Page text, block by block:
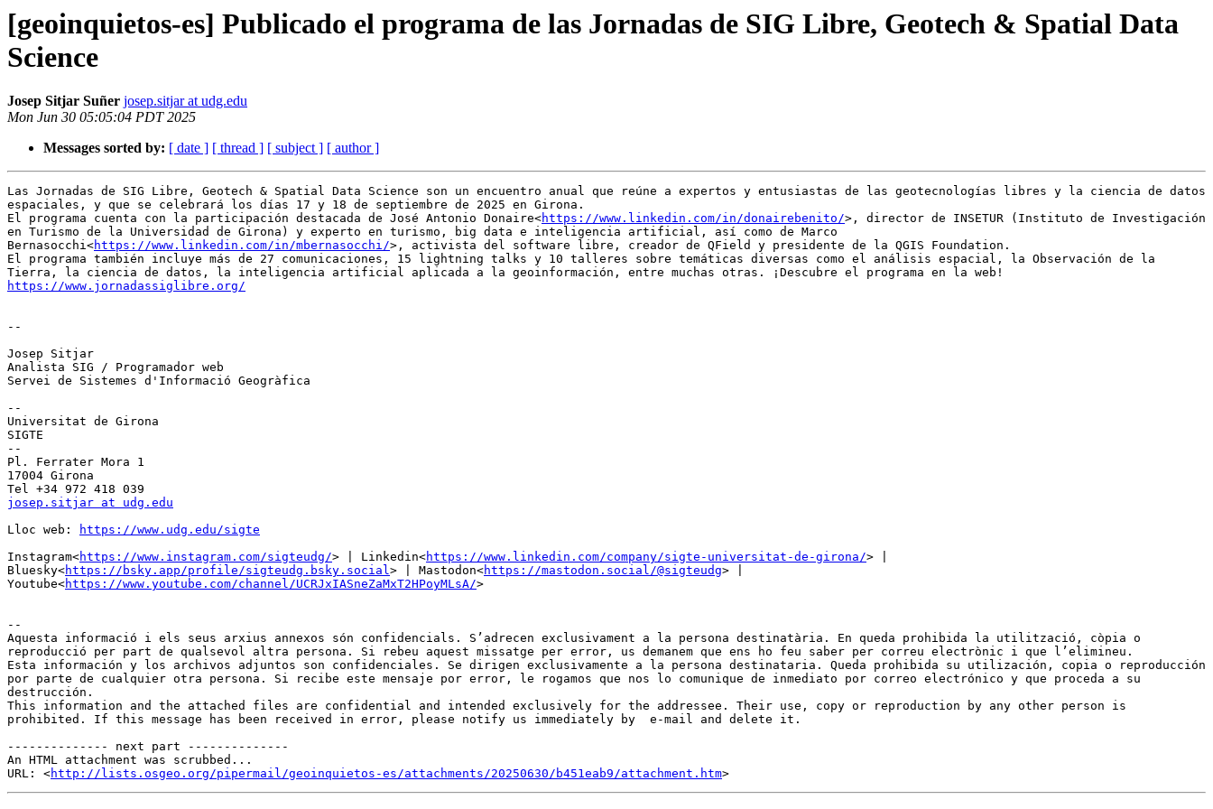
[geoinquietos-es] Publicado el programa de las Jornadas de SIG Libre, Geotech & Spatial Data
Science
Josep Sitjar Suñer josep.sitjar at udg.edu
Mon Jun 30 05:05:04 PDT 2025
Messages sorted by: [ date ] [ thread ] [ subject ] [ author ]
Las Jornadas de SIG Libre, Geotech & Spatial Data Science son un encuentro anual que reúne a expertos y entusiastas de las geotecnologías libres y la ciencia de datos
espaciales, y que se celebrará los días 17 y 18 de septiembre de 2025 en Girona.
El programa cuenta con la participación destacada de José Antonio Donaire<https://www.linkedin.com/in/donairebenito/>, director de INSETUR (Instituto de Investigación
en Turismo de la Universidad de Girona) y experto en turismo, big data e inteligencia artificial, así como de Marco
Bernasocchi<https://www.linkedin.com/in/mbernasocchi/>, activista del software libre, creador de QField y presidente de la QGIS Foundation.
El programa también incluye más de 27 comunicaciones, 15 lightning talks y 10 talleres sobre temáticas diversas como el análisis espacial, la Observación de la
https://www.jornadassiglibre.org/
--
Josep Sitjar
Analista SIG / Programador web
Servei de Sistemes d'Informació Geogràfica
--
Universitat de Girona
SIGTE
--
Pl. Ferrater Mora 1
17004 Girona
josep.sitjar at udg.edu
Lloc web:
https://www.udg.edu/sigte
Instagram<https://www.instagram.com/sigteudg/> | Linkedin<https://www.linkedin.com/company/sigte-universitat-de-girona/> |
Bluesky<https://bsky.app/profile/sigteudg.bsky.social> | Mastodon<https://mastodon.social/@sigteudg> |
Youtube<https://www.youtube.com/channel/UCRJxIASneZaMxT2HPoyMLsA/>
--
Aquesta informació i els seus arxius annexos són confidencials. S’adrecen exclusivament a la persona destinatària. En queda prohibida la utilització, còpia o
reproducció per part de qualsevol altra persona. Si rebeu aquest missatge per error, us demanem que ens ho feu saber per correu electrònic i que l’elimineu.
Esta información y los archivos adjuntos son confidenciales. Se dirigen exclusivamente a la persona destinataria. Queda prohibida su utilización, copia o reproducción
por parte de cualquier otra persona. Si recibe este mensaje por error, le rogamos que nos lo comunique de inmediato por correo electrónico y que proceda a su
destrucción.
This information and the attached files are confidential and intended exclusively for the addressee. Their use, copy or reproduction by any other person is
prohibited. If this message has been received in error, please notify us immediately by  e-mail and delete it.
-------------- next part --------------
An HTML attachment was scrubbed...
URL: <http://lists.osgeo.org/pipermail/geoinquietos-es/attachments/20250630/b451eab9/attachment.htm